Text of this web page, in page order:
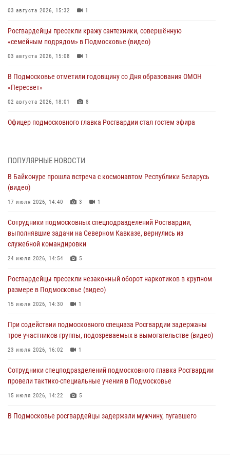
03 августа 2026, 15:32 1
Росгвардейцы пресекли кражу сантехники, совершённую
«семейным подрядом» в Подмосковье (видео)
03 августа 2026, 15:08 1
В Подмосковье отметили годовщину со Дня образования ОМОН
«Пересвет»
02 августа 2026, 18:01 8
Офицер подмосковного главка Росгвардии стал гостем эфира
крупную сумму в Подмосковье
31 июля 2026, 13:00
действиях в Подмосковье (видео)
31 июля 2026, 09:00
В Главном управлении Росгвардии по Московской области
образования региональной общественной организации ветеранов
войск правопорядка (видео)
30 июля 2026, 13:00 5
Росгвардейцы задержали нетрезвую автоледи в Подмосковье
30 июля 2026, 08:00 1
ПОПУЛЯРНЫЕ НОВОСТИ
В Байконуре прошла встреча с космонавтом Республики Беларусь
(видео)
17 июля 2026, 14:40 3 1
Сотрудники подмосковных спецподразделений Росгвардии,
выполнявшие задачи на Северном Кавказе, вернулись из
служебной командировки
24 июля 2026, 14:54 5
Росгвардейцы пресекли незаконный оборот наркотиков в крупном
размере в Подмосковье (видео)
15 июля 2026, 14:30 1
При содействии подмосковного спецназа Росгвардии задержаны
трое участников группы, подозреваемых в вымогательстве (видео)
23 июля 2026, 16:02 1
Сотрудники спецподразделений подмосковного главка Росгвардии
провели тактико-специальные учения в Подмосковье
15 июля 2026, 14:22 5
В Подмосковье росгвардейцы задержали мужчину, пугавшего